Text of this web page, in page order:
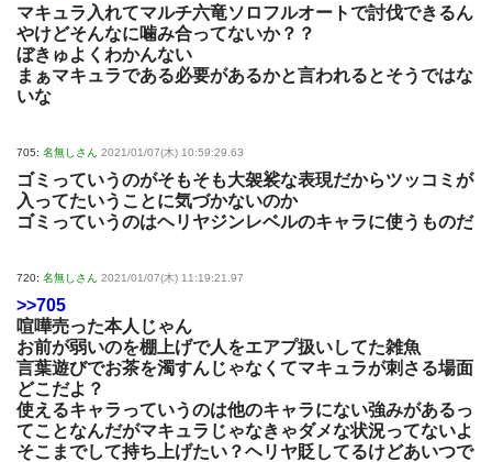
マキュラ入れてマルチ六竜ソロフルオートで討伐できるん
やけどそんなに噛み合ってないか？？
ぼきゅよくわかんない
まぁマキュラである必要があるかと言われるとそうではな
いな
705: 名無しさん 2021/01/07(木) 10:59:29.63
ゴミっていうのがそもそも大袈裟な表現だからツッコミが
入ってたいうことに気づかないのか
ゴミっていうのはヘリヤジンレベルのキャラに使うものだ
720: 名無しさん 2021/01/07(木) 11:19:21.97
>>705
喧嘩売った本人じゃん
お前が弱いのを棚上げで人をエアプ扱いしてた雑魚
言葉遊びでお茶を濁すんじゃなくてマキュラが刺さる場面
どこだよ？
使えるキャラっていうのは他のキャラにない強みがあるっ
てことなんだがマキュラじゃなきゃダメな状況ってないよ
そこまでして持ち上げたい？ヘリヤ貶してるけどあいつで